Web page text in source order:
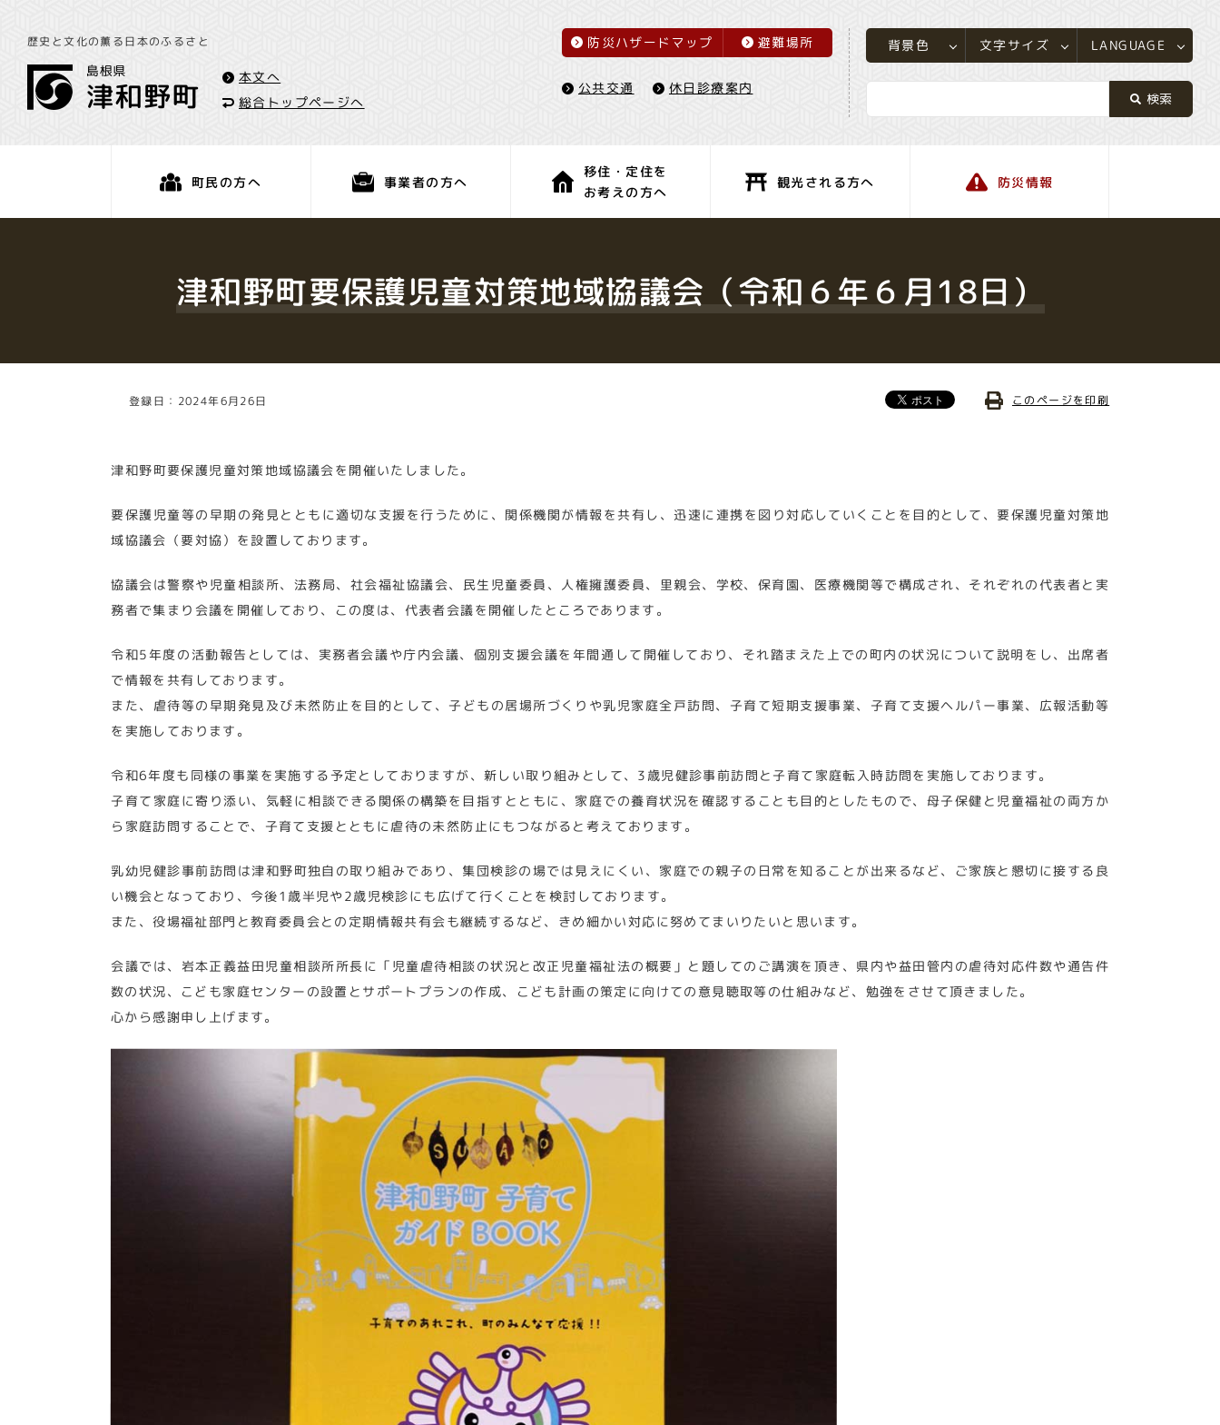
歴史と文化の薫る日本のふるさと
本文へ
総合トップページへ
防災ハザードマップ 避難場所
公共交通 休日診療案内
背景色 文字サイズ LANGUAGE
町民の方へ 事業者の方へ
移住・定住を
お考えの方へ
観光される方へ 防災情報
津和野町要保護児童対策地域協議会（令和６年６月18日）
登録日：2024年6月26日 このページを印刷
津和野町要保護児童対策地域協議会を開催いたしました。
要保護児童等の早期の発見とともに適切な支援を行うために、関係機関が情報を共有し、迅速に連携を図り対応していくことを目的として、要保護児童対策地
域協議会（要対協）を設置しております。
協議会は警察や児童相談所、法務局、社会福祉協議会、民生児童委員、人権擁護委員、里親会、学校、保育園、医療機関等で構成され、それぞれの代表者と実
務者で集まり会議を開催しており、この度は、代表者会議を開催したところであります。
令和5年度の活動報告としては、実務者会議や庁内会議、個別支援会議を年間通して開催しており、それ踏まえた上での町内の状況について説明をし、出席者
で情報を共有しております。
また、虐待等の早期発見及び未然防止を目的として、子どもの居場所づくりや乳児家庭全戸訪問、子育て短期支援事業、子育て支援ヘルパー事業、広報活動等
を実施しております。
令和6年度も同様の事業を実施する予定としておりますが、新しい取り組みとして、3歳児健診事前訪問と子育て家庭転入時訪問を実施しております。
子育て家庭に寄り添い、気軽に相談できる関係の構築を目指すとともに、家庭での養育状況を確認することも目的としたもので、母子保健と児童福祉の両方か
ら家庭訪問することで、子育て支援とともに虐待の未然防止にもつながると考えております。
乳幼児健診事前訪問は津和野町独自の取り組みであり、集団検診の場では見えにくい、家庭での親子の日常を知ることが出来るなど、ご家族と懇切に接する良
い機会となっており、今後1歳半児や2歳児検診にも広げて行くことを検討しております。
また、役場福祉部門と教育委員会との定期情報共有会も継続するなど、きめ細かい対応に努めてまいりたいと思います。
会議では、岩本正義益田児童相談所所長に「児童虐待相談の状況と改正児童福祉法の概要」と題してのご講演を頂き、県内や益田管内の虐待対応件数や通告件
数の状況、こども家庭センターの設置とサポートプランの作成、こども計画の策定に向けての意見聴取等の仕組みなど、勉強をさせて頂きました。
心から感謝申し上げます。